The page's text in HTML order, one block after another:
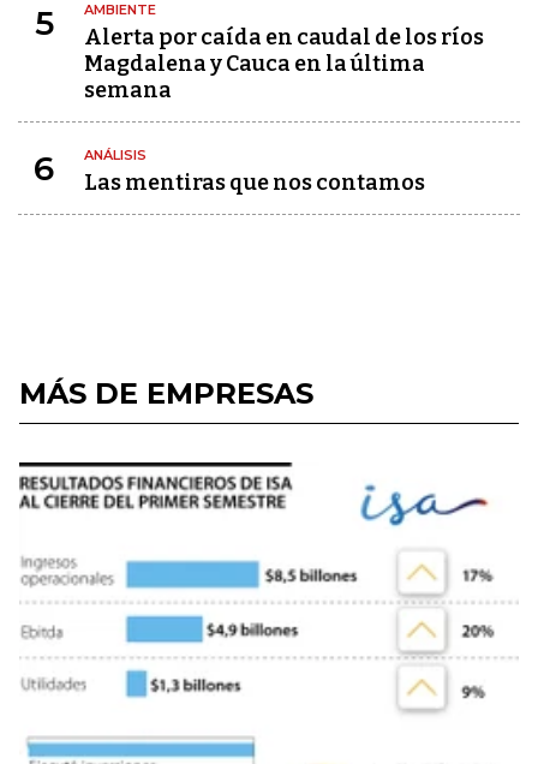
5 AMBIENTE
Alerta por caída en caudal de los ríos
Magdalena y Cauca en la última
semana
6 ANÁLISIS
Las mentiras que nos contamos
MÁS DE EMPRESAS